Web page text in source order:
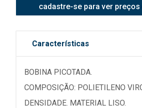
cadastre-se para ver
Características
BOBINA PICOTADA.
COMPOSIÇÃO: POLIETILENO
DENSIDADE. MATERIAL LISO.